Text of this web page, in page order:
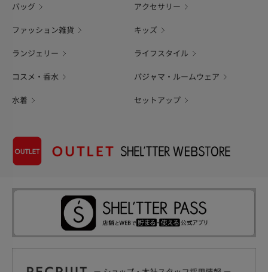
バッグ アクセサリー
ファッション雑貨 キッズ
ランジェリー ライフスタイル
コスメ・香水 パジャマ・ルームウェア
水着 セットアップ